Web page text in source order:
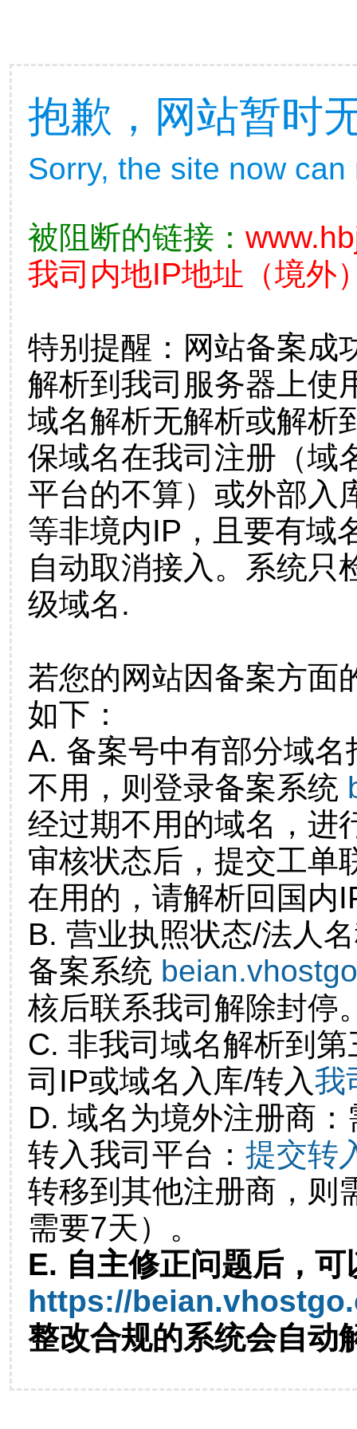
抱歉，网站暂时
Sorry, the site now
被阻断的链接：
我司内地IP地址（境外
特别提醒：网站备案成
解析到我司服务器上使
域名解析无解析或解析
保域名在我司注册（域
平台的不算）或外部入
等非境内IP，且要有域
自动取消接入。系统只
级域名.
若您的网站因备案方面
如下：
A. 备案号中有部分域
不用，则登录备案系统
经过期不用的域名，进
审核状态后，提交工单
在用的，请解析回国内
B. 营业执照状态/法人
备案系统
核后联系我司解除封停
C. 非我司域名解析到
司IP或域名入库/转入我
D. 域名为境外注册商
转入我司平台： 提交转
转移到其他注册商，则
需要7天）。
E. 自主修正问题后，可
https://
整改合规的系统会自动